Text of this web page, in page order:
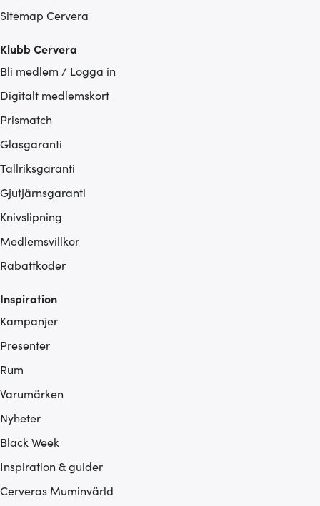
Sitemap Cervera
Klubb Cervera
Bli medlem / Logga in
Digitalt medlemskort
Prismatch
Glasgaranti
Tallriksgaranti
Gjutjärnsgaranti
Knivslipning
Medlemsvillkor
Rabattkoder
Inspiration
Kampanjer
Presenter
Rum
Varumärken
Nyheter
Black Week
Inspiration & guider
Cerveras Muminvärld